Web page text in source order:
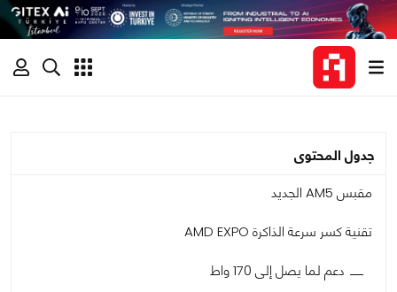
جدول المحتوى
مقبس AM5 الجديد
تقنية كسر سرعة الذاكرة AMD EXPO
دعم لما يصل إلى 170 واط